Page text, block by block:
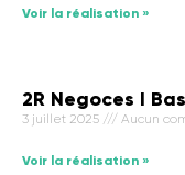
Voir la réalisation »
2R Negoces I
3 juillet 2025 Aucun
Voir la réalisation »